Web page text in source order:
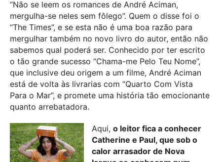
“Não se leem os romances de André Aciman,
mergulha-se neles sem fôlego”. Quem o disse foi o
“The Times”, e se esta não é uma boa razão para
mergulhar também no novo livro do autor, então não
sabemos qual poderá ser. Conhecido por ter escrito
o tão grande sucesso “Chama-me Pelo Teu Nome”,
que inclusive deu origem a um filme, André Aciman
está de volta às livrarias com “Quarto Com Vista
Para o Mar”, e promete uma história tão emocionante
quanto arrebatadora.
Aqui, o leitor fica a conhecer
Catherine e Paul, que sob o
calor arrasador de Nova